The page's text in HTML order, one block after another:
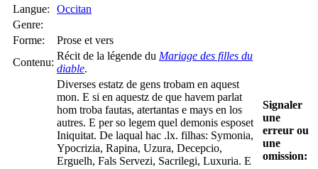
Langue:
Occitan
Genre:
Forme:
Prose et vers
Contenu:
Récit de la légende du Mariage des filles du
diable.
Diverses estatz de gens trobam en aquest
mon. E si en aquestz de que havem parlat
hom troba fautas, atertantas e mays en los
autres. E per so legem quel demonis esposet
Iniquitat. De laqual hac .lx. filhas: Symonia,
Ypocrizia, Rapina, Uzura, Decepcio,
Erguelh, Fals Servezi, Sacrilegi, Luxuria. E
Signaler
une
erreur ou
une
omission: